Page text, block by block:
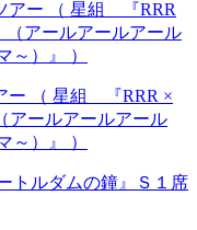
ー （ 星組 『RRR ×
アールアールアール
～）』 ）